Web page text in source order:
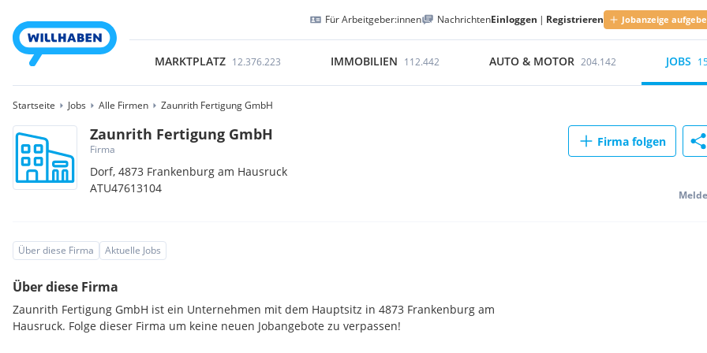
Für Arbeitgeber:innen NachrichtenEinloggen | Registrieren Jobanzeige
MARKTPLATZ 12.376.223 IMMOBILIEN 112.442 AUTO & MOTOR 204.142 JOBS
Startseite Jobs Alle Firmen Zaunrith Fertigung GmbH
Zaunrith Fertigung GmbH
Firma
Dorf,4873 Frankenburg am Hausruck
ATU47613104
Firma folgen
Über diese Firma Aktuelle Jobs
Über diese Firma
Zaunrith Fertigung GmbH ist ein Unternehmen mit dem Hauptsitz in 4873 Frankenburg am
Hausruck. Folge dieser Firma um keine neuen Jobangebote zu verpassen!